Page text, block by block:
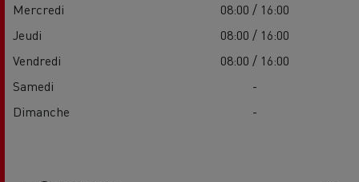
Mercredi
08:00 / 16:00
Jeudi
08:00 / 16:00
Vendredi
08:00 / 16:00
Samedi
-
Dimanche
-